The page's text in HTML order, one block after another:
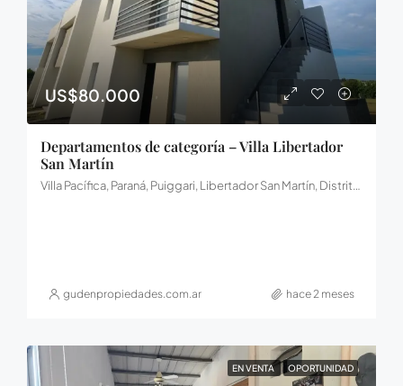
US$80.000
Departamentos de categoría – Villa Libertador
San Martín
Villa Pacífica, Paraná, Puiggari, Libertador San Martín, Distrito Palmar, Departamento Diamante, Entre Ríos, E3103, Argentina
gudenpropiedades.com.ar hace 2 meses
EN VENTA OPORTUNIDAD